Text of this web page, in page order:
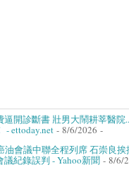
逼開診斷書 壯男大鬧耕莘醫院
- ettoday.net - 8/6/2026 -
油會議中聯全程列席 石崇良挨
議紀錄誤判 - Yahoo新聞 - 8/6/